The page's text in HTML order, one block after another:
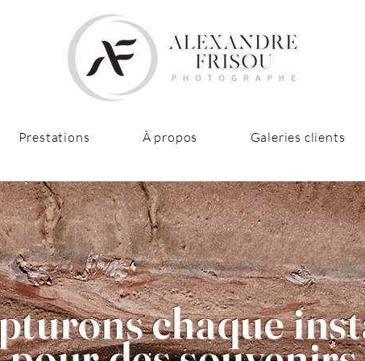
Prestations À propos Galeries clients
chaque